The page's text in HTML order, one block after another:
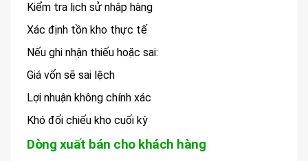
Kiểm tra lịch sử nhập hàng
Xác định tồn kho thực tế
Nếu ghi nhận thiếu hoặc sai:
Giá vốn sẽ sai lệch
Lợi nhuận không chính xác
Khó đối chiếu kho cuối kỳ
Dòng xuất bán cho khách hàng